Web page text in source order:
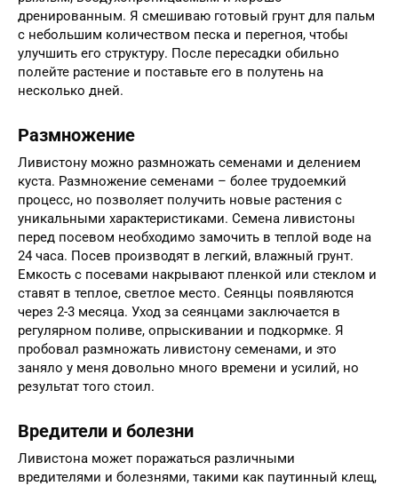
дренированным. Я смешиваю готовый грунт для пальм
с небольшим количеством песка и перегноя, чтобы
улучшить его структуру. После пересадки обильно
полейте растение и поставьте его в полутень на
несколько дней.
Размножение
Ливистону можно размножать семенами и делением
куста. Размножение семенами – более трудоемкий
процесс, но позволяет получить новые растения с
уникальными характеристиками. Семена ливистоны
перед посевом необходимо замочить в теплой воде на
24 часа. Посев производят в легкий, влажный грунт.
Емкость с посевами накрывают пленкой или стеклом и
ставят в теплое, светлое место. Сеянцы появляются
через 2-3 месяца. Уход за сеянцами заключается в
регулярном поливе, опрыскивании и подкормке. Я
пробовал размножать ливистону семенами, и это
заняло у меня довольно много времени и усилий, но
результат того стоил.
Вредители и болезни
Ливистона может поражаться различными
вредителями и болезнями, такими как паутинный клещ,